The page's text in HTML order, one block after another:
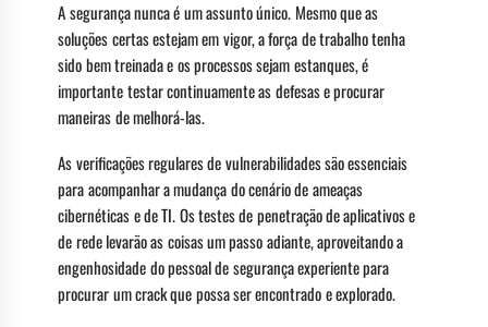
A segurança nunca é um assunto único. Mesmo que as
soluções certas estejam em vigor, a força de trabalho tenha
sido bem treinada e os processos sejam estanques, é
importante testar continuamente as defesas e procurar
maneiras de melhorá-las.
As verificações regulares de vulnerabilidades são essenciais
para acompanhar a mudança do cenário de ameaças
cibernéticas e de TI. Os testes de penetração de aplicativos e
de rede levarão as coisas um passo adiante, aproveitando a
engenhosidade do pessoal de segurança experiente para
procurar um crack que possa ser encontrado e explorado.